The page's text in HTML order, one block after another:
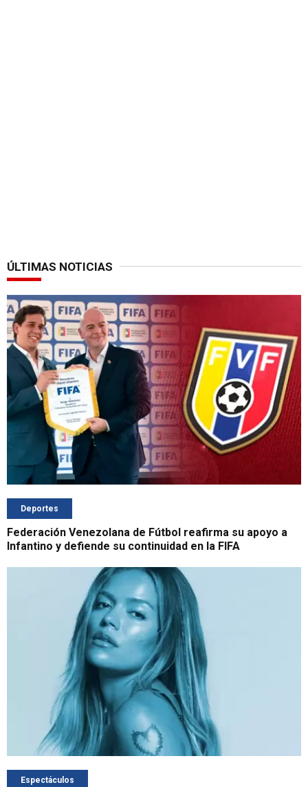
ÚLTIMAS NOTICIAS
Deportes
Federación Venezolana de Fútbol reafirma su apoyo a
Infantino y defiende su continuidad en la FIFA
Espectáculos